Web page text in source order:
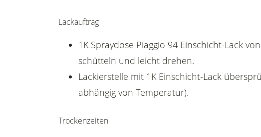
Lackauftrag
1K Spraydose Piaggio 94 Einschicht-Lack
schütteln und leicht drehen.
Lackierstelle mit 1K Einschicht-Lack
abhängig von Temperatur).
Trockenzeiten